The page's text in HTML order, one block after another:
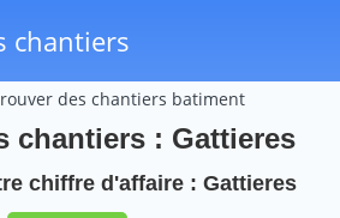
chantiers
des chantiers batiment
chantiers : Gattieres
chiffre d'affaire : Gattieres